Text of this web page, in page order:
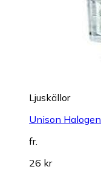
Ljuskällor
Unison
fr.
26 kr